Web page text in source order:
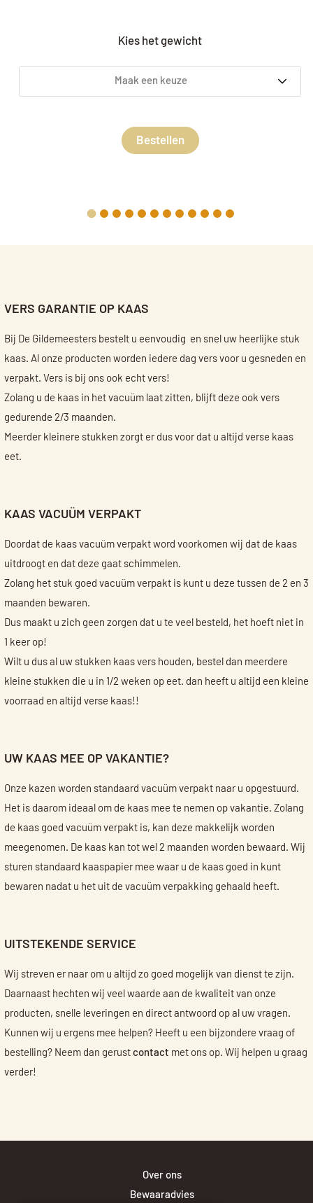
Kies het gewicht
Maak een keuze
Bestellen
VERS GARANTIE OP KAAS
Bij De Gildemeesters bestelt u eenvoudig en snel uw heerlijke stuk
kaas. Al onze producten worden iedere dag vers voor u gesneden en
verpakt. Vers is bij ons ook echt vers!
Zolang u de kaas in het vacuüm laat zitten, blijft deze ook vers
gedurende 2/3 maanden.
Meerder kleinere stukken zorgt er dus voor dat u altijd verse kaas
eet.
KAAS VACUÜM VERPAKT
Doordat de kaas vacuüm verpakt word voorkomen wij dat de kaas
uitdroogt en dat deze gaat schimmelen.
Zolang het stuk goed vacuüm verpakt is kunt u deze tussen de 2 en 3
maanden bewaren.
Dus maakt u zich geen zorgen dat u te veel besteld, het hoeft niet in
1 keer op!
Wilt u dus al uw stukken kaas vers houden, bestel dan meerdere
kleine stukken die u in 1/2 weken op eet. dan heeft u altijd een kleine
voorraad en altijd verse kaas!!
UW KAAS MEE OP VAKANTIE?
Onze kazen worden standaard vacuüm verpakt naar u opgestuurd.
Het is daarom ideaal om de kaas mee te nemen op vakantie. Zolang
de kaas goed vacuüm verpakt is, kan deze makkelijk worden
meegenomen. De kaas kan tot wel 2 maanden worden bewaard. Wij
sturen standaard kaaspapier mee waar u de kaas goed in kunt
bewaren nadat u het uit de vacuüm verpakking gehaald heeft.
UITSTEKENDE SERVICE
Wij streven er naar om u altijd zo goed mogelijk van dienst te zijn.
Daarnaast hechten wij veel waarde aan de kwaliteit van onze
producten, snelle leveringen en direct antwoord op al uw vragen.
Kunnen wij u ergens mee helpen? Heeft u een bijzondere vraag of
bestelling? Neem dan gerust contact met ons op. Wij helpen u graag
verder!
Over ons
Bewaaradvies